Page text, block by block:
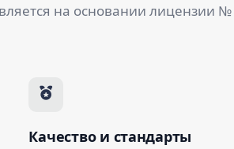
на основании лицензии №
Качество и стандарты